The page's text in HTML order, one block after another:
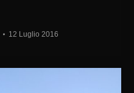
12 Luglio 2016